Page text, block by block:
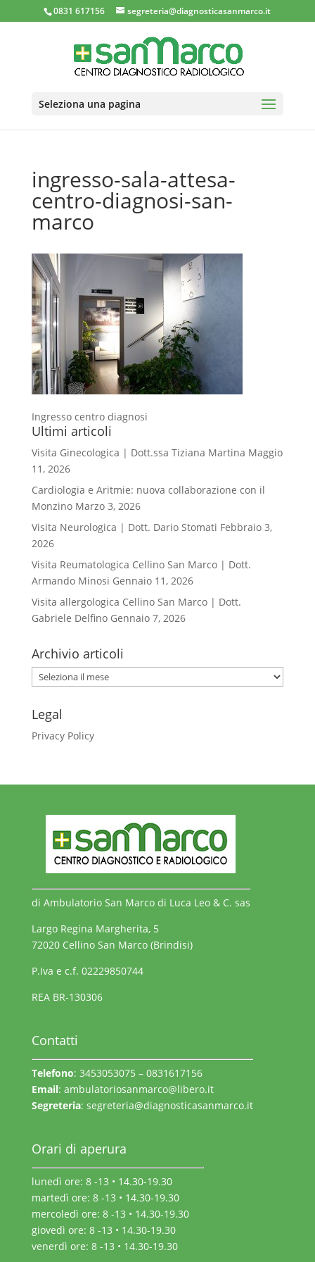
0831 617156 segreteria@diagnosticasanmarco.it
Seleziona una pagina
ingresso-sala-attesa-
centro-diagnosi-san-
marco
Ingresso centro diagnosi
Ultimi articoli
Visita Ginecologica | Dott.ssa Tiziana Martina Maggio
11, 2026
Cardiologia e Aritmie: nuova collaborazione con il
Monzino Marzo 3, 2026
Visita Neurologica | Dott. Dario Stomati Febbraio 3,
2026
Visita Reumatologica Cellino San Marco | Dott.
Armando Minosi Gennaio 11, 2026
Visita allergologica Cellino San Marco | Dott.
Gabriele Delfino Gennaio 7, 2026
Archivio articoli
Archivio
articoli
Legal
Privacy Policy
di Ambulatorio San Marco di Luca Leo & C. sas
Largo Regina Margherita, 5
72020 Cellino San Marco (Brindisi)
P.Iva e c.f. 02229850744
REA BR-130306
Contatti
Telefono: 3453053075 – 0831617156
Email: ambulatoriosanmarco@libero.it
Segreteria: segreteria@diagnosticasanmarco.it
Orari di aperura
lunedì ore: 8 -13 • 14.30-19.30
martedì ore: 8 -13 • 14.30-19.30
mercoledì ore: 8 -13 • 14.30-19.30
giovedì ore: 8 -13 • 14.30-19.30
venerdì ore: 8 -13 • 14.30-19.30